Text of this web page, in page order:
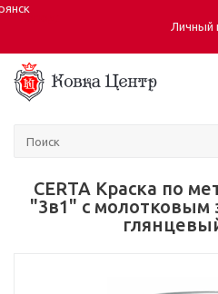
Личный
CERTA Краска по
"3в1" с молотковым